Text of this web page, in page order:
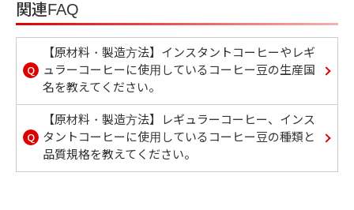
関連FAQ
Q
【原材料・製造方法】インスタントコーヒーやレギ
ュラーコーヒーに使用しているコーヒー豆の生産国
名を教えてください。
Q
【原材料・製造方法】レギュラーコーヒー、インス
タントコーヒーに使用しているコーヒー豆の種類と
品質規格を教えてください。